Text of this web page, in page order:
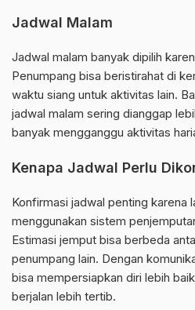
Jadwal Malam
Jadwal malam banyak dipilih
Penumpang bisa beristirahat di
waktu siang untuk aktivitas lain.
jadwal malam sering dianggap
banyak mengganggu aktivitas
Kenapa Jadwal Perlu
Konfirmasi jadwal penting karena
menggunakan sistem
Estimasi jemput bisa berbeda
penumpang lain. Dengan
bisa mempersiapkan diri lebih
berjalan lebih tertib.